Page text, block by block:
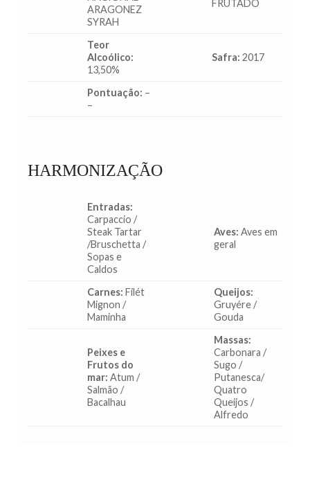
ARAGONEZ
SYRAH
FRUTADO
Teor
Alcoólico:
13,50%
Safra: 2017
Pontuação: –
–
HARMONIZAÇÃO
Entradas:
Carpaccio /
Steak Tartar
/Bruschetta /
Sopas e
Caldos
Aves: Aves em
geral
Carnes: Filét
Mignon /
Maminha
Queijos:
Gruyére /
Gouda
Peixes e
Frutos do
mar: Atum /
Salmão /
Bacalhau
Massas:
Carbonara /
Sugo /
Putanesca/
Quatro
Queijos /
Alfredo